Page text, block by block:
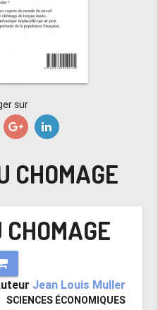
sur
CHOMAGE
Jean Louis Muller
SCIENCES ÉCONOMIQUES